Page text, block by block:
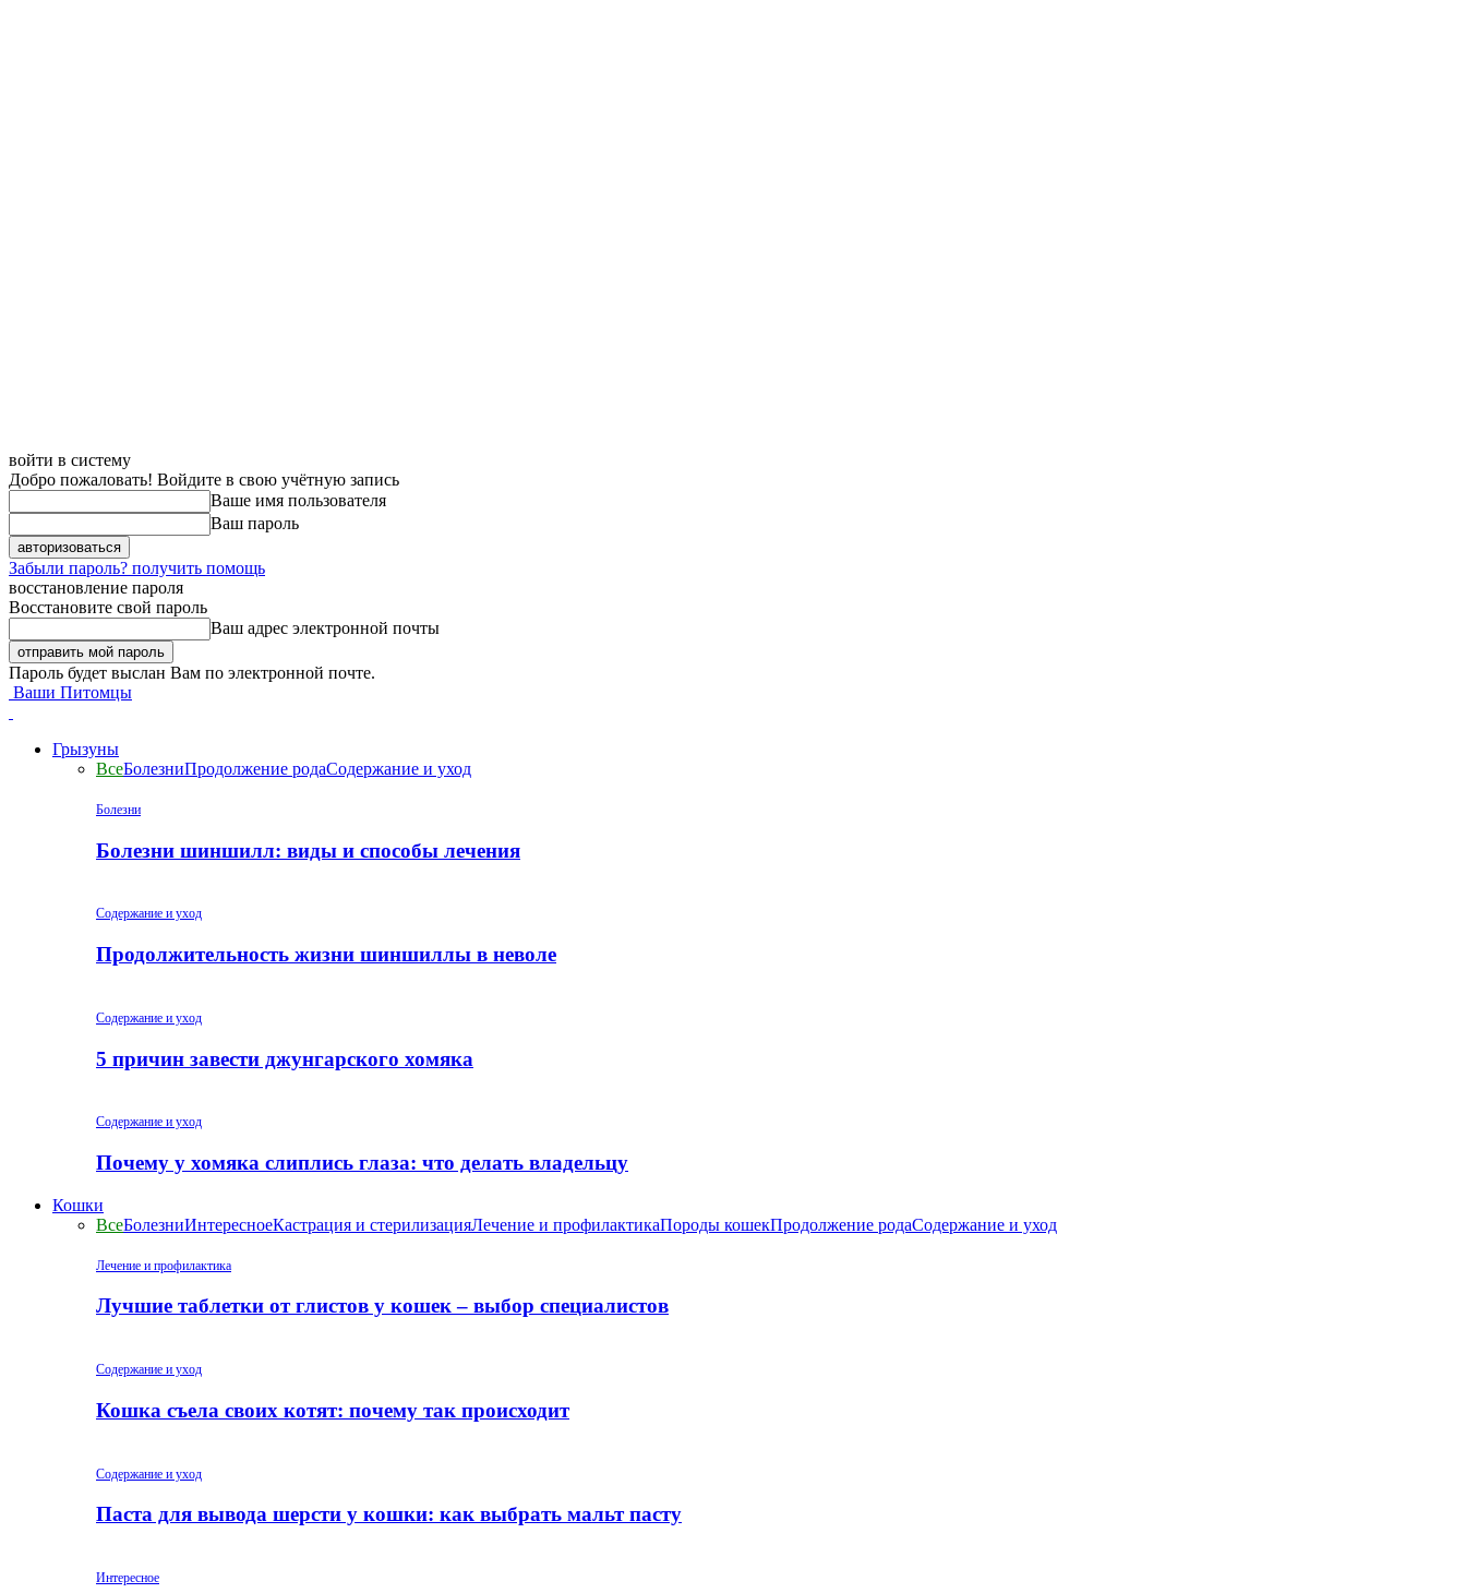
войти в систему
Добро пожаловать! Войдите в свою учётную запись
Ваше имя пользователя
Ваш пароль
Забыли пароль? получить помощь
восстановление пароля
Восстановите свой пароль
Ваш адрес электронной почты
Пароль будет выслан Вам по электронной почте.
Ваши Питомцы
Грызуны
ВсеБолезниПродолжение родаСодержание и уход
Болезни
Болезни шиншилл: виды и способы лечения
Содержание и уход
Продолжительность жизни шиншиллы в неволе
Содержание и уход
5 причин завести джунгарского хомяка
Содержание и уход
Почему у хомяка слиплись глаза: что делать владельцу
Кошки
ВсеБолезниИнтересноеКастрация и стерилизацияЛечение и профилактикаПороды кошекПродолжение родаСодержание и уход
Лечение и профилактика
Лучшие таблетки от глистов у кошек – выбор специалистов
Содержание и уход
Кошка съела своих котят: почему так происходит
Содержание и уход
Паста для вывода шерсти у кошки: как выбрать мальт пасту
Интересное